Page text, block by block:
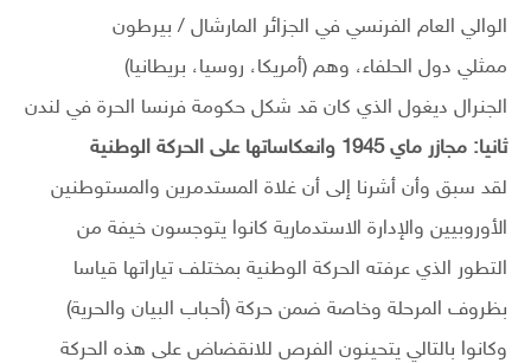
الوالي العام الفرنسي في الجزائر المارشال / بيرطون
ممثلي دول الحلفاء، وهم (أمريكا، روسيا، بريطانيا)
الجنرال ديغول الذي كان قد شكل حكومة فرنسا الحرة في لندن
ثانيا: مجازر ماي 1945 وانعكاساتها على الحركة الوطنية
لقد سبق وأن أشرنا إلى أن غلاة المستدمرين والمستوطنين
الأوروبيين والإدارة الاستدمارية كانوا يتوجسون خيفة من
التطور الذي عرفته الحركة الوطنية بمختلف تياراتها قياسا
بظروف المرحلة وخاصة ضمن حركة (أحباب البيان والحرية)
وكانوا بالتالي يتحينون الفرص للانقضاض على هذه الحركة